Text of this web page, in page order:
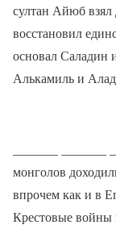
султан Айюб
восстановил
основал Саладин
Алькамиль и
_______
монголов
впрочем как и в
Крестовые войны